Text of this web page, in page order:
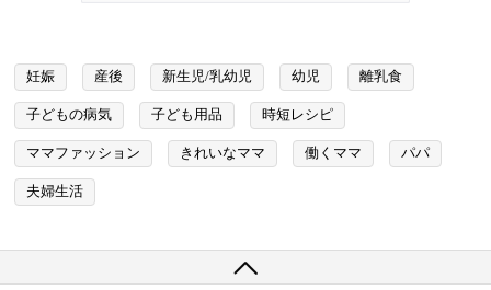
妊娠 産後 新生児/乳幼児 幼児 離乳食
子どもの病気 子ども用品 時短レシピ
ママファッション きれいなママ 働くママ パパ
夫婦生活